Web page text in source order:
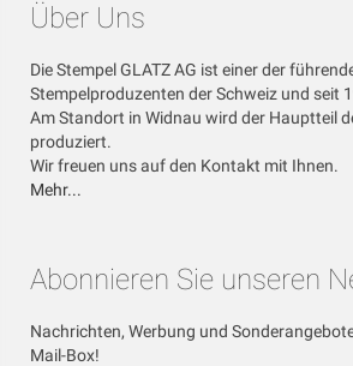
Über Uns
Die Stempel GLATZ AG ist einer der
Stempelproduzenten der Schweiz und seit
Am Standort in Widnau wird der Hauptteil
produziert.
Wir freuen uns auf den Kontakt mit Ihnen.
Mehr...
Abonnieren Sie unseren
Nachrichten, Werbung und
Mail-Box!